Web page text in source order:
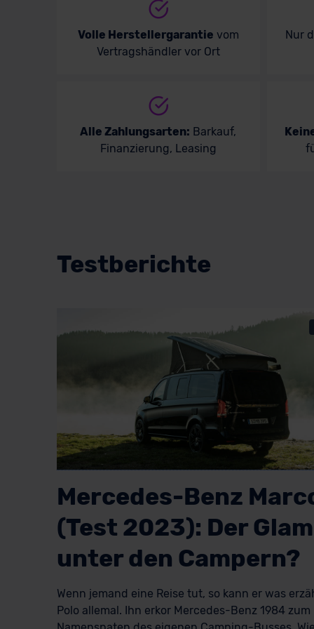
Volle Herstellergarantie vom
Vertragshändler vor Ort
Nur
Alle Zahlungsarten: Barkauf,
Finanzierung, Leasing
Testberichte
Mercedes-Benz
(Test 2023): Der
unter den Campern?
Wenn jemand eine Reise tut, so kann er was
Polo allemal. Ihn erkor Mercedes-Benz 1984 zum